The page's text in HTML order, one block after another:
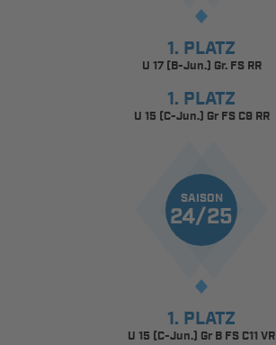
1. PLATZ
U 17 (B-Jun.) Gr. FS RR
1. PLATZ
U 15 (C-Jun.) Gr FS C9 RR
SAISON
24/25
1. PLATZ
U 15 (C-Jun.) Gr B FS C11 VR